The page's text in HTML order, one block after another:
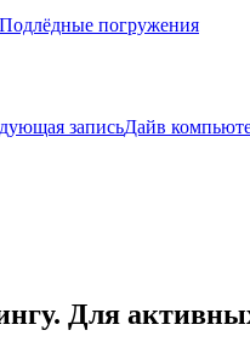
Подлёдные погружения
записьДайв
Для